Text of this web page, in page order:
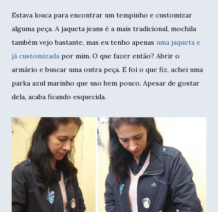
Estava louca para encontrar um tempinho e customizar
alguma peça. A jaqueta jeans é a mais tradicional, mochila
também vejo bastante, mas eu tenho apenas uma jaqueta e
já customizada por mim. O que fazer então? Abrir o
armário e buscar uma outra peça. E foi o que fiz, achei uma
parka azul marinho que uso bem pouco. Apesar de gostar
dela, acaba ficando esquecida.